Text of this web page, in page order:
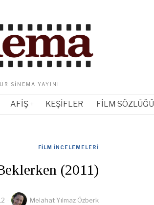
SINEMA YAYINI
AFIŞ KEŞIFLER FILM SÖZLÜĞÜ
FILM İNCELEMELERI
(2011)
Melahat Yılmaz Özberk